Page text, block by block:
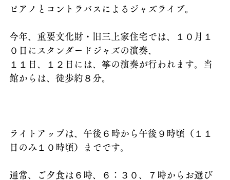
ピアノとコントラバスによるジャズライブ。
今年、重要文化財・旧三上家住宅では、１０月１
０日にスタンダードジャズの演奏、
１１日、１２日には、筝の演奏が行われます。当
館からは、徒歩約８分。
ライトアップは、午後６時から午後９時頃（１１
日のみ１０時頃）までです。
通常、ご夕食は６時、６：３０、７時からお選び